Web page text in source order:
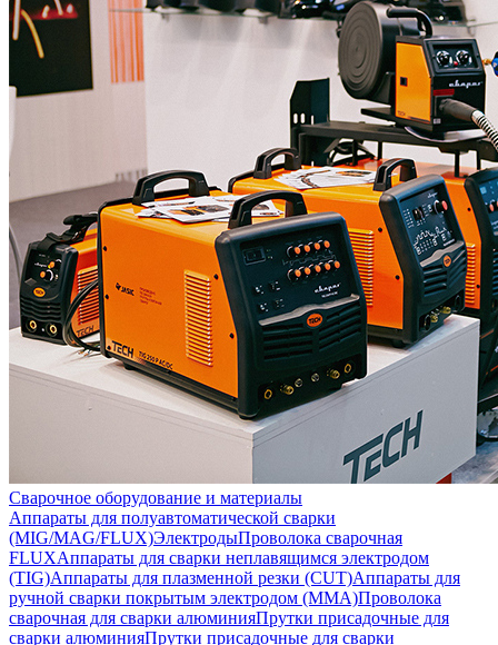
Сварочное оборудование и материалы
Аппараты для полуавтоматической сварки
(MIG/MAG/FLUX)ЭлектродыПроволока сварочная
FLUXАппараты для сварки неплавящимся электродом
(TIG)Аппараты для плазменной резки (CUT)Аппараты для
ручной сварки покрытым электродом (MMA)Проволока
сварочная для сварки алюминияПрутки присадочные для
сварки алюминияПрутки присадочные для сварки